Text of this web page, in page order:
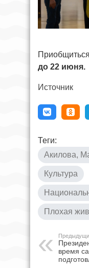
до 22 июня.
Источник
Теги:
Акилова,
Культура
Плохая
время